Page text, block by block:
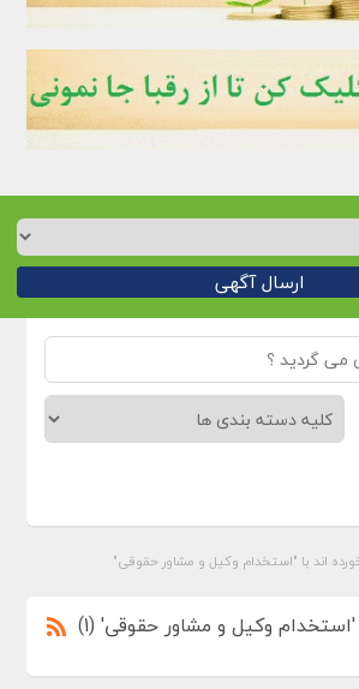
ارسال آگهی
اند با "استخدام وکیل و مشاور حقوقی"
وکیل و مشاور حقوقی' (1)